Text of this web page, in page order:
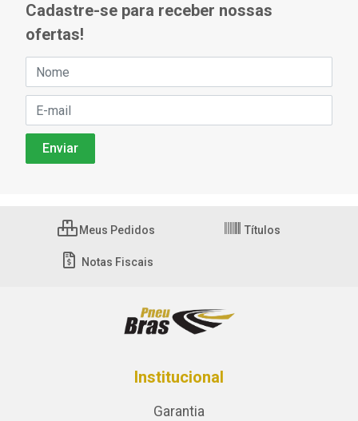
Cadastre-se para receber nossas
ofertas!
Meus Pedidos Títulos
Notas Fiscais
Institucional
Garantia